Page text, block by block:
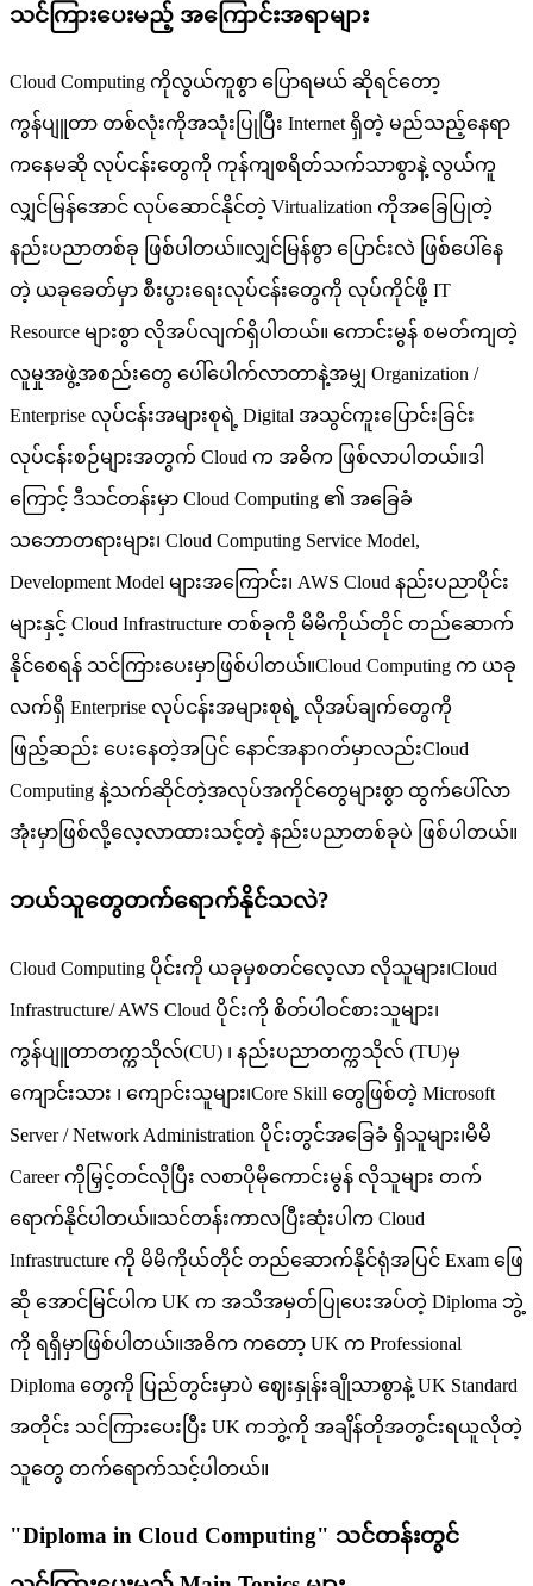
သင်ကြားပေးမည့် အကြောင်းအရာများ
Cloud Computing ကိုလွယ်ကူစွာ ပြောရမယ် ဆိုရင်တော့
ကွန်ပျူတာ တစ်လုံးကိုအသုံးပြုပြီး Internet ရှိတဲ့ မည်သည့်နေရာ
ကနေမဆို လုပ်ငန်းတွေကို ကုန်ကျစရိတ်သက်သာစွာနဲ့ လွယ်ကူ
လျှင်မြန်အောင် လုပ်ဆောင်နိုင်တဲ့ Virtualization ကိုအခြေပြုတဲ့
နည်းပညာတစ်ခု ဖြစ်ပါတယ်။လျှင်မြန်စွာ ပြောင်းလဲ ဖြစ်ပေါ်နေ
တဲ့ ယခုခေတ်မှာ စီးပွားရေးလုပ်ငန်းတွေကို လုပ်ကိုင်ဖို့ IT
Resource များစွာ လိုအပ်လျက်ရှိပါတယ်။ ကောင်းမွန် စမတ်ကျတဲ့
လူမှုအဖွဲ့အစည်းတွေ ပေါ်‌ပေါက်လာတာနဲ့အမျှ Organization /
Enterprise လုပ်ငန်းအများစုရဲ့ Digital အသွင်ကူးပြောင်းခြင်း
လုပ်ငန်းစဉ်များအတွက် Cloud က အဓိက ဖြစ်လာပါတယ်။ဒါ
ကြောင့် ဒီသင်တန်းမှာ Cloud Computing ၏ အခြေခံ
သဘောတရားများ၊ Cloud Computing Service Model,
Development Model များအကြောင်း၊ AWS Cloud နည်းပညာပိုင်း
များနှင့် Cloud Infrastructure တစ်ခုကို မိမိကိုယ်တိုင် တည်ဆောက်
နိုင်စေရန် သင်ကြားပေးမှာဖြစ်ပါတယ်။Cloud Computing က ယခု
လက်ရှိ Enterprise လုပ်ငန်းအများစုရဲ့ လိုအပ်ချက်တွေကို
ဖြည့်ဆည်း ပေးနေတဲ့အပြင် နောင်အနာဂတ်မှာလည်းCloud
Computing နဲ့သက်ဆိုင်တဲ့အလုပ်အကိုင်တွေများစွာ ထွက်ပေါ်လာ
အုံးမှာဖြစ်လို့လေ့လာထားသင့်တဲ့ နည်းပညာတစ်ခုပဲ ဖြစ်ပါတယ်။
ဘယ်သူတွေတက်ရောက်နိုင်သလဲ?
Cloud Computing ပိုင်းကို ယခုမှစတင်လေ့လာ လိုသူများ၊Cloud
Infrastructure/ AWS Cloud ပိုင်းကို စိတ်ပါဝင်စားသူများ၊
ကွန်ပျူတာတက္ကသိုလ်(CU) ၊ နည်းပညာတက္ကသိုလ် (TU)မှ
ကျောင်းသား ၊ ကျောင်းသူများ၊Core Skill တွေဖြစ်တဲ့ Microsoft
Server / Network Administration ပိုင်းတွင်အခြေခံ ရှိသူများ၊မိမိ
Career ကိုမြှင့်တင်လိုပြီး လစာပိုမိုကောင်းမွန် လိုသူများ တက်
ရောက်နိုင်ပါတယ်။သင်တန်းကာလပြီးဆုံးပါက Cloud
Infrastructure ကို မိမိကိုယ်တိုင် တည်ဆောက်နိုင်ရုံအပြင် Exam ဖြေ
ဆို အောင်မြင်ပါက UK က အသိအမှတ်ပြုပေးအပ်တဲ့ Diploma ဘွဲ့
ကို ရရှိမှာဖြစ်ပါတယ်။အဓိက ကတော့ UK က Professional
Diploma တွေကို ပြည်တွင်းမှာပဲ ဈေးနှုန်းချိုသာစွာနဲ့ UK Standard
အတိုင်း သင်ကြားပေးပြီး UK ကဘွဲ့ကို အချိန်တိုအတွင်းရယူလိုတဲ့
သူတွေ တက်ရောက်သင့်ပါတယ်။
"Diploma in Cloud Computing" သင်တန်းတွင်